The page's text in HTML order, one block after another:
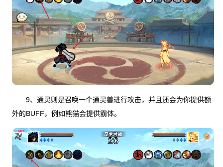
9、通灵则是召唤一个通灵兽进行攻击，并且还会为你提供额
外的BUFF，例如熊猫会提供霸体。